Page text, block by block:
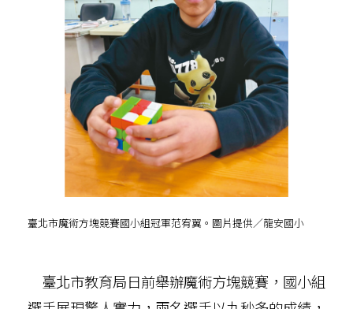
臺北市魔術方塊競賽國小組冠軍范宥翼。圖片提供／龍安國小
臺北市教育局日前舉辦魔術方塊競賽，國小組